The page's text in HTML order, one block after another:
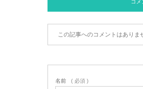
コ
この記事へのコメントはありま
名前 ( 必須 )